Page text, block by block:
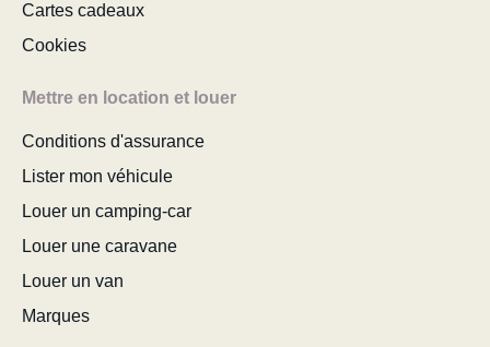
Cartes cadeaux
Cookies
Mettre en location et louer
Conditions d'assurance
Lister mon véhicule
Louer un camping-car
Louer une caravane
Louer un van
Marques